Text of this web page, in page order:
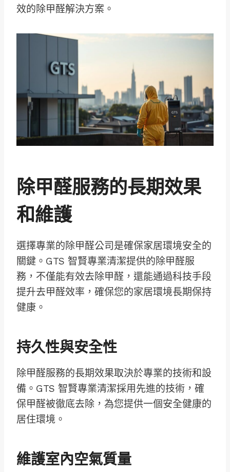
效的除甲醛解決方案。
除甲醛服務的長期效果
和維護
選擇專業的除甲醛公司是確保家居環境安全的
關鍵。GTS 智賢專業清潔提供的除甲醛服
務，不僅能有效去除甲醛，還能通過科技手段
提升去甲醛效率，確保您的家居環境長期保持
健康。
持久性與安全性
除甲醛服務的長期效果取決於專業的技術和設
備。GTS 智賢專業清潔採用先進的技術，確
保甲醛被徹底去除，為您提供一個安全健康的
居住環境。
維護室內空氣質量